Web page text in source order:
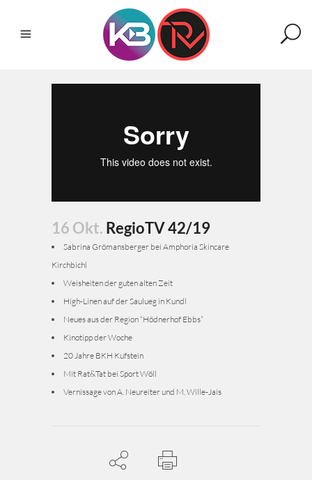
16 Okt. RegioTV 42/19
Sabrina Grömansberger bei Amphoria Skincare
Kirchbichl
Weisheiten der guten alten Zeit
High-Linen auf der Saulueg in Kundl
Neues aus der Region “Hödnerhof Ebbs”
Kinotipp der Woche
20 Jahre BKH Kufstein
Mit Rat&Tat bei Sport Wöll
Vernissage von A. Neureiter und M. Wille-Jais